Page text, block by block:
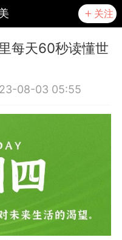
关注
无创溶斑术
每天60秒读懂世
08-03 05:55